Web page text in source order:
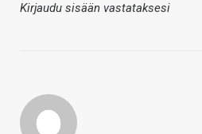
Kirjaudu sisään vastataksesi